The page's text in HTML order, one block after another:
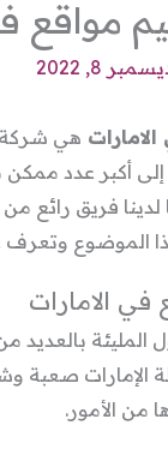
8, 2022
هي شركة
أكبر عدد
الموضوع
الامارات
المليئة
الإمارات صعبة
من الأمور.